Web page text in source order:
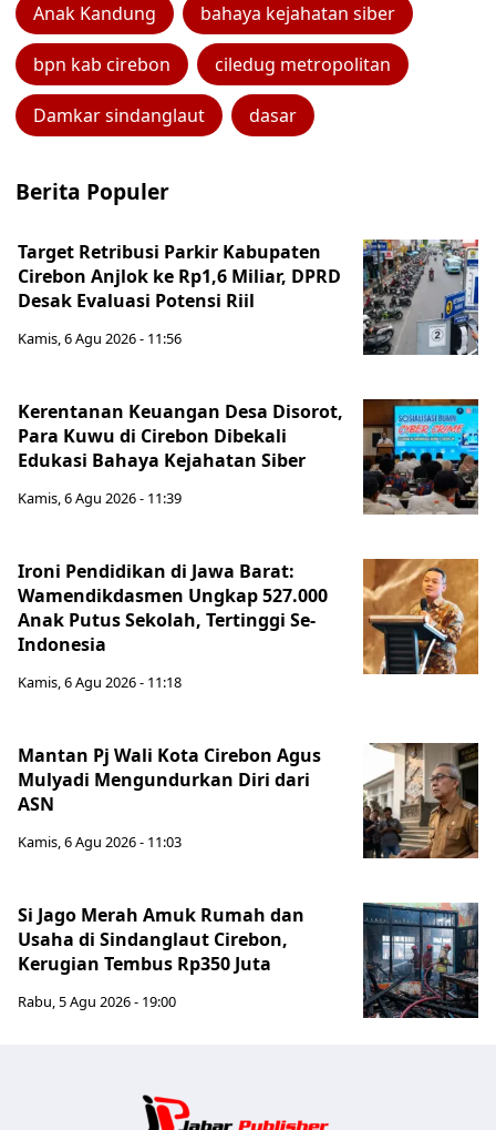
Anak Kandung bahaya kejahatan siber
bpn kab cirebon ciledug metropolitan
Damkar sindanglaut dasar
Berita Populer
Target Retribusi Parkir Kabupaten
Cirebon Anjlok ke Rp1,6 Miliar, DPRD
Desak Evaluasi Potensi Riil
Kamis, 6 Agu 2026 - 11:56
Kerentanan Keuangan Desa Disorot,
Para Kuwu di Cirebon Dibekali
Edukasi Bahaya Kejahatan Siber
Kamis, 6 Agu 2026 - 11:39
Ironi Pendidikan di Jawa Barat:
Wamendikdasmen Ungkap 527.000
Anak Putus Sekolah, Tertinggi Se-
Indonesia
Kamis, 6 Agu 2026 - 11:18
Mantan Pj Wali Kota Cirebon Agus
Mulyadi Mengundurkan Diri dari
ASN
Kamis, 6 Agu 2026 - 11:03
Si Jago Merah Amuk Rumah dan
Usaha di Sindanglaut Cirebon,
Kerugian Tembus Rp350 Juta
Rabu, 5 Agu 2026 - 19:00